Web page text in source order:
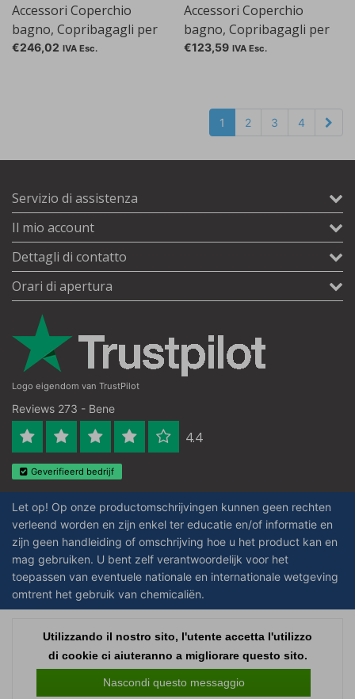
Accessori Coperchio
bagno, Copribagagli per
SC 100-S21P
€246,02 IVA Esc.
Accessori Coperchio
bagno, Copribagagli per
SC 100-S5P
€123,59 IVA Esc.
1 2 3 4
Servizio di assistenza
Il mio account
Dettagli di contatto
Orari di apertura
Logo eigendom van TrustPilot
Reviews 273 - Bene
4.4
Geverifieerd bedrijf
Let op! Op onze productomschrijvingen kunnen geen rechten
verleend worden en zijn enkel ter educatie en/of informatie en
zijn geen handleiding of omschrijving hoe u het product kan en
mag gebruiken. U bent zelf verantwoordelijk voor het
toepassen van eventuele nationale en internationale wetgeving
omtrent het gebruik van chemicaliën.
bassi - All rights reserved - Theme byInStijl Media | Tutti i prezzi sono al
netto delle imposte
Utilizzando il nostro sito, l'utente accetta l'utilizzo
di cookie ci aiuteranno a migliorare questo sito.
Nascondi questo messaggio